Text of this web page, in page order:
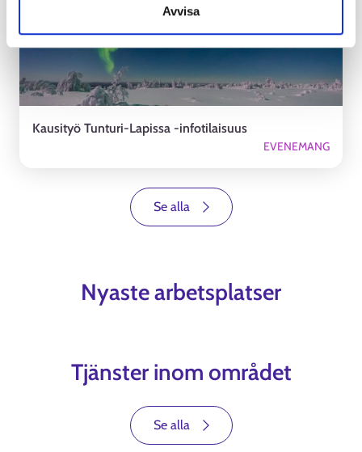
Avvisa
Kausityö Tunturi-Lapissa -infotilaisuus
EVENEMANG
Se alla
Nyaste arbetsplatser
Tjänster inom området
Se alla